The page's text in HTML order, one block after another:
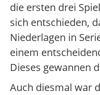
die ersten drei
sich entschieden,
Niederlagen in
einem
Dieses gewannen
Auch diesmal war